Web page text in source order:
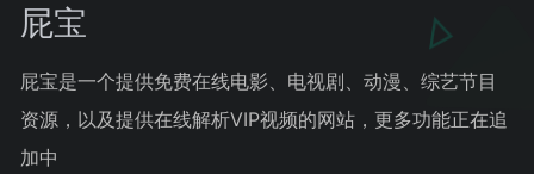
屁宝
屁宝是一个提供免费在线电影、电视剧、动漫、综艺节目
资源，以及提供在线解析VIP视频的网站，更多功能正在追
加中